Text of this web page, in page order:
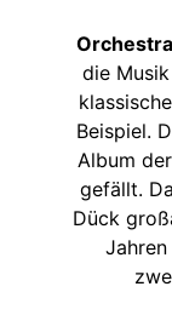
O
die
Beispiel.
Album
gefällt.
Dück